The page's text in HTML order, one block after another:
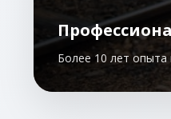
Более 10 лет